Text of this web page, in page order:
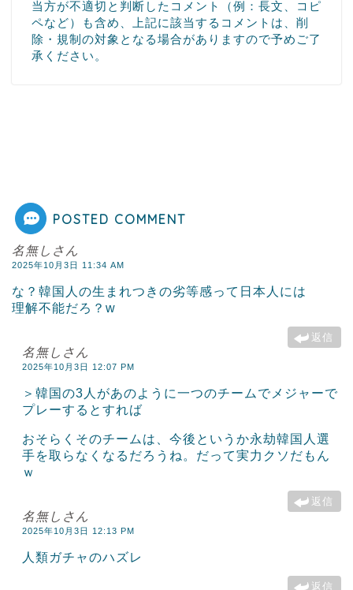
当方が不適切と判断したコメント（例：長文、コピ
ペなど）も含め、上記に該当するコメントは、削
除・規制の対象となる場合がありますので予めご了
承ください。
POSTED COMMENT
名無しさん
2025年10月3日 11:34 AM
な？韓国人の生まれつきの劣等感って日本人には
理解不能だろ？w
返信
名無しさん
2025年10月3日 12:07 PM
＞韓国の3人があのように一つのチームでメジャーで
プレーするとすれば
おそらくそのチームは、今後というか永劫韓国人選
手を取らなくなるだろうね。だって実力クソだもん
ｗ
返信
名無しさん
2025年10月3日 12:13 PM
人類ガチャのハズレ
返信